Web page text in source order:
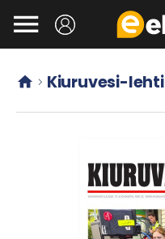
Siirry
pääsisältöön

  Kiuruvesi-lehti